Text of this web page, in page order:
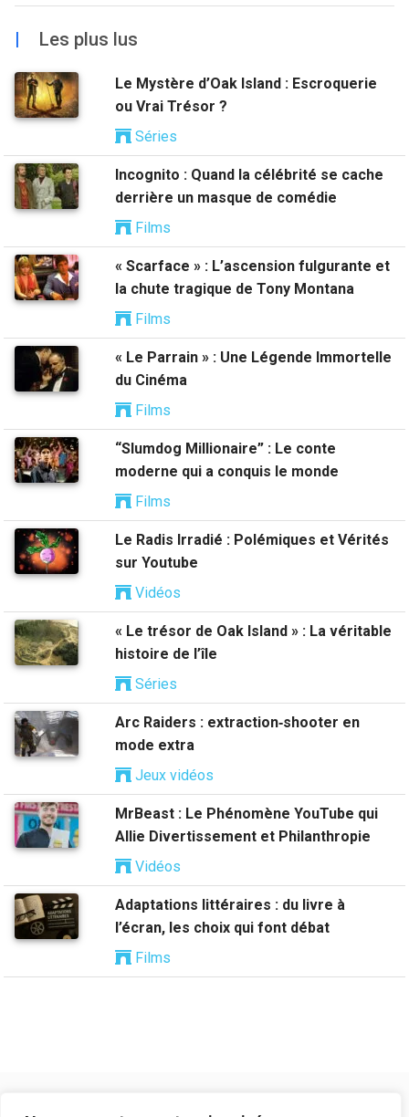
| Les plus lus
Le Mystère d’Oak Island : Escroquerie
ou Vrai Trésor ?
Séries
Incognito : Quand la célébrité se cache
derrière un masque de comédie
Films
« Scarface » : L’ascension fulgurante et
la chute tragique de Tony Montana
Films
« Le Parrain » : Une Légende Immortelle
du Cinéma
Films
“Slumdog Millionaire” : Le conte
moderne qui a conquis le monde
Films
Le Radis Irradié : Polémiques et Vérités
sur Youtube
Vidéos
« Le trésor de Oak Island » : La véritable
histoire de l’île
Séries
Arc Raiders : extraction‑shooter en
mode extra
Jeux vidéos
MrBeast : Le Phénomène YouTube qui
Allie Divertissement et Philanthropie
Vidéos
Adaptations littéraires : du livre à
l’écran, les choix qui font débat
Films